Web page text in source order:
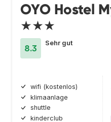
OYO Hostel
★★★
8.3
Sehr gut
wifi (kostenlos)
klimaanlage
shuttle
kinderclub